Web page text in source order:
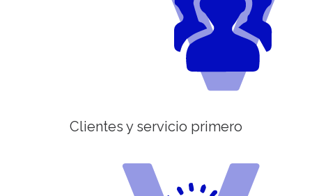
Clientes y servicio primero